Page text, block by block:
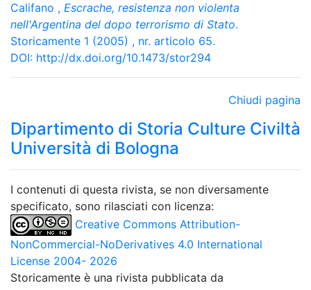
Califano , Escrache, resistenza non violenta
nell'Argentina del dopo terrorismo di Stato.
Storicamente 1 (2005) , nr. articolo 65.
DOI: http://dx.doi.org/10.1473/stor294
Chiudi pagina
Dipartimento di Storia Culture Civiltà
Università di Bologna
I contenuti di questa rivista, se non diversamente
specificato, sono rilasciati con licenza:
Creative Commons Attribution-
NonCommercial-NoDerivatives 4.0 International
License 2004- 2026
Storicamente è una rivista pubblicata da